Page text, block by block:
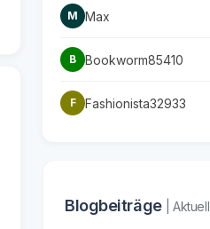
M Max
B Bookworm85410
F Fashionista32933
Blogbeiträge | Aktuell